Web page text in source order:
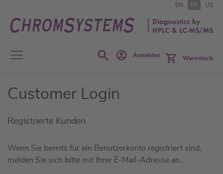
Inhalt
springen
EN DE US
SearchAnmelden Warenkorb
Customer Login
Registrierte Kunden
Wenn Sie bereits für ein Benutzerkonto registriert sind,
melden Sie sich bitte mit Ihrer E-Mail-Adresse an..